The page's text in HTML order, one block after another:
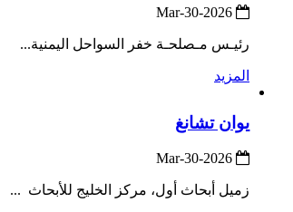
رئيـس مـصلحـة خفر السواحل اليمنية...
المزيد
يوان تشانغ
زميل أبحاث أول، مركز الخليج للأبحاث ...